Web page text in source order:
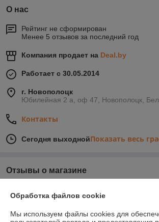
О нас
Рейтинг не сформирован
Менее 5 отзывов за последний год
Компания продает на Deal.by
Работает с 30.05.2014
г. Новополоцк
Юбилейная 2 а, оф 47, Новополоцк,
Контакты
Сегодня выходнойПоказать весь
Отзывы о магазине
О нас
Обработка файлов cookie
Мы используем файлы cookies для